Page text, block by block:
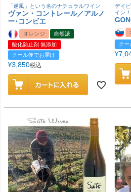
「逆風」という名のナチュラルワイン
ヴァン・コントレール／アルノ
ー･コンビエ
オレンジ
自然派
酸化防止剤 無添加
クール便でお届け
¥3,850税込
デイ
イン！
クー
¥